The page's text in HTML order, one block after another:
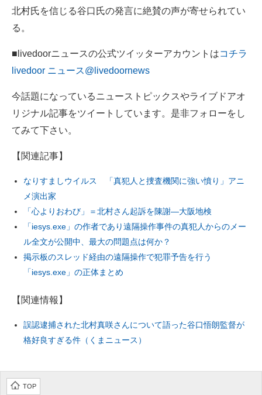
ちょっと気になるネットの話題
北村氏を信じる谷口氏の発言に絶賛の声が寄せられてい
る。
■livedoorニュースの公式ツイッターアカウントはコチラ
livedoor ニュース@livedoornews
今話題になっているニューストピックスやライブドアオ
リジナル記事をツイートしています。是非フォローをし
てみて下さい。
【関連記事】
なりすましウイルス 「真犯人と捜査機関に強い憤り」アニ
メ演出家
「心よりおわび」＝北村さん起訴を陳謝―大阪地検
「iesys.exe」の作者であり遠隔操作事件の真犯人からのメー
ル全文が公開中、最大の問題点は何か？
掲示板のスレッド経由の遠隔操作で犯罪予告を行う
「iesys.exe」の正体まとめ
【関連情報】
誤認逮捕された北村真咲さんについて語った谷口悟朗監督が
格好良すぎる件（くまニュース）
TOP